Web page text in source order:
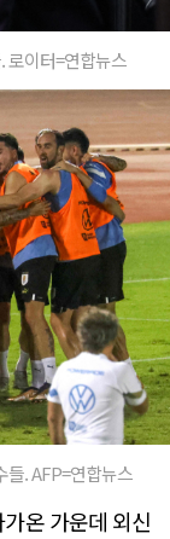
로이터=연합뉴스
들. AFP=연합뉴스
온 가운데 외신